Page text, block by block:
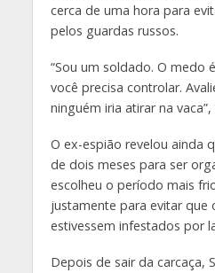
cerca de uma hora para
pelos guardas russos.
“Sou um soldado. O medo
você precisa controlar.
ninguém iria atirar na vaca”,
O ex-espião revelou ainda
de dois meses para ser
escolheu o período mais
justamente para evitar que
estivessem infestados por
Depois de sair da carcaça,